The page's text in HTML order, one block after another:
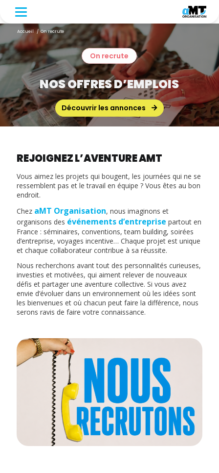
Accueil / On recrute
On recrute
NOS OFFRES D’EMPLOIS
Découvrir les annonces
REJOIGNEZ L’AVENTURE AMT
Vous aimez les projets qui bougent, les journées qui ne se
ressemblent pas et le travail en équipe ? Vous êtes au bon
endroit.
Chez aMT Organisation, nous imaginons et
organisons des événements d’entreprise partout en
France : séminaires, conventions, team building, soirées
d’entreprise, voyages incentive… Chaque projet est unique
et chaque collaborateur contribue à sa réussite.
Nous recherchons avant tout des personnalités curieuses,
investies et motivées, qui aiment relever de nouveaux
défis et partager une aventure collective. Si vous avez
envie d’évoluer dans un environnement où les idées sont
les bienvenues et où chacun peut faire la différence, nous
serons ravis de faire votre connaissance.